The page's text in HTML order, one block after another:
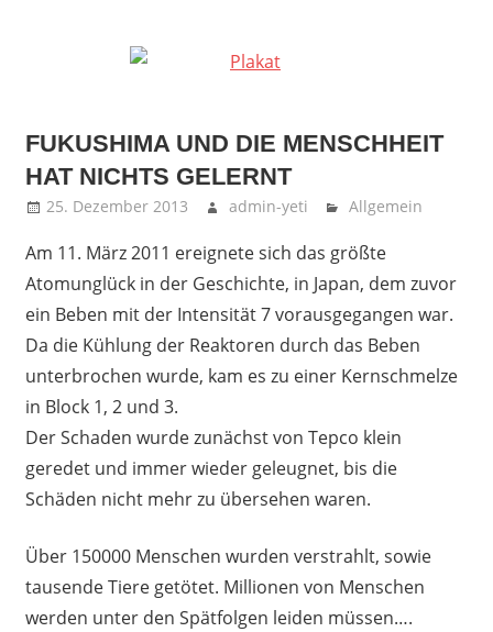
FUKUSHIMA UND DIE MENSCHHEIT
HAT NICHTS GELERNT
25. Dezember 2013 admin-yeti Allgemein
Am 11. März 2011 ereignete sich das größte
Atomunglück in der Geschichte, in Japan, dem zuvor
ein Beben mit der Intensität 7 vorausgegangen war.
Da die Kühlung der Reaktoren durch das Beben
unterbrochen wurde, kam es zu einer Kernschmelze
in Block 1, 2 und 3.
Der Schaden wurde zunächst von Tepco klein
geredet und immer wieder geleugnet, bis die
Schäden nicht mehr zu übersehen waren.
Über 150000 Menschen wurden verstrahlt, sowie
tausende Tiere getötet. Millionen von Menschen
werden unter den Spätfolgen leiden müssen….